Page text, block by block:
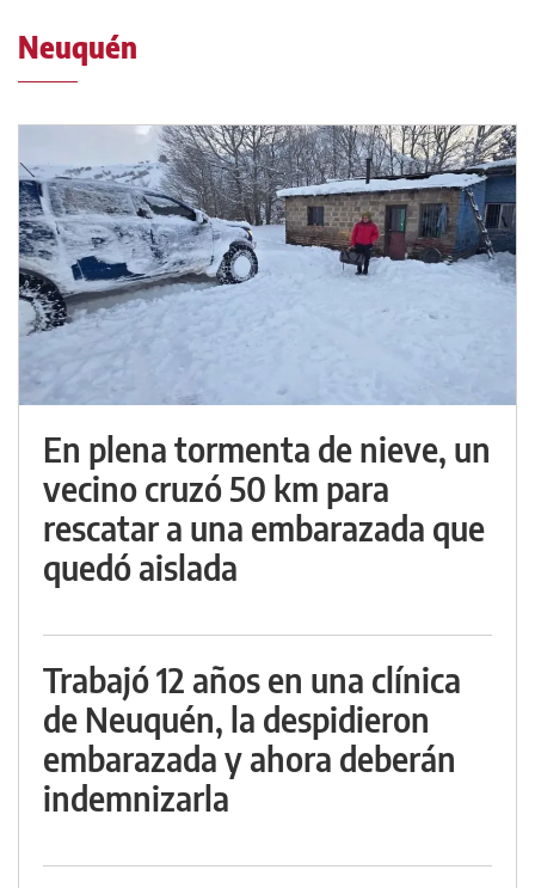
Neuquén
En plena tormenta de nieve, un
vecino cruzó 50 km para
rescatar a una embarazada que
quedó aislada
Trabajó 12 años en una clínica
de Neuquén, la despidieron
embarazada y ahora deberán
indemnizarla